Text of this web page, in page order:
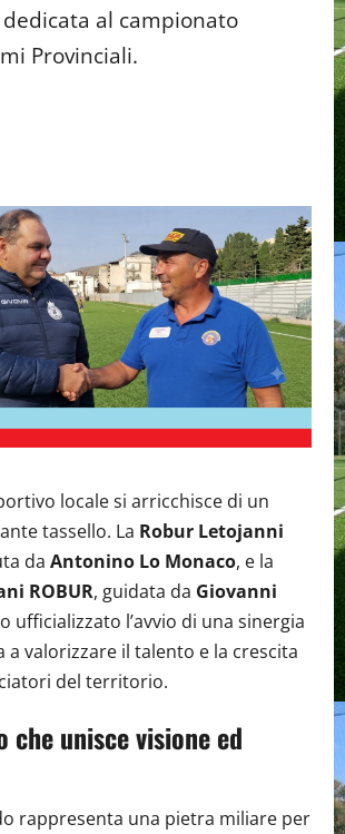
al campionato
Provinciali.
locale si arricchisce di un
tassello. La Robur Letojanni
da Antonino Lo Monaco, e la
ROBUR, guidata da Giovanni
ufficializzato l’avvio di una sinergia
a valorizzare il talento e la crescita
del territorio.
che unisce visione ed
rappresenta una pietra miliare per